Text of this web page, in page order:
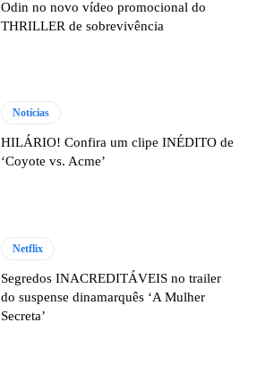
Odin no novo vídeo promocional do
THRILLER de sobrevivência
Notícias
HILÁRIO! Confira um clipe INÉDITO de
‘Coyote vs. Acme’
Netflix
Segredos INACREDITÁVEIS no trailer
do suspense dinamarquês ‘A Mulher
Secreta’